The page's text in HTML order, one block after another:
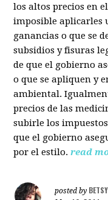
los altos precios en
imposible aplicarles
ganancias o que se
subsidios y fisuras
de que el gobierno
o que se apliquen y
ambiental.
precios de las
subirle los
que el gobierno
por el estilo. read
posted by